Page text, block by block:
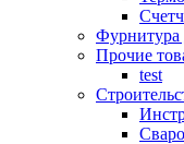
Фурнитура
Прочие
test